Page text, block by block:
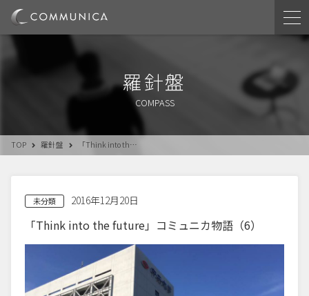
羅針盤
COMPASS
TOP 羅針盤 「Think into th…
未分類 2016年12月20日
「Think into the future」コミュニカ物語（6）